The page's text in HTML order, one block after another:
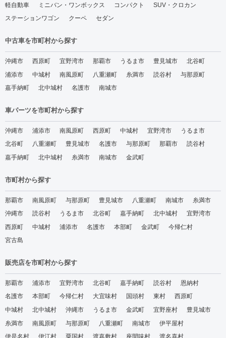
軽自動車 ミニバン・ワンボックス コンパクト
SUV・クロカン
ステーションワゴン
クーペ セダン
中古車を市町村から探す
沖縄市 西原町 宜野湾市 那覇市 うるま市 豊見城市
北谷町
浦添市
中城村 南風原町 八重瀬町 糸満市 読谷村
与那原町
嘉手納町
北中城村 名護市 南城市
車パーツを市町村から探す
沖縄市 浦添市 南風原町 西原町 中城村 宜野湾市
うるま市
北谷町
八重瀬町 豊見城市 名護市 与那原町 那覇市
読谷村
嘉手納町
北中城村 糸満市 南城市 金武町
市町村から探す
那覇市 南風原町 与那原町 豊見城市 八重瀬町 南城市
糸満市
沖縄市
読谷村 うるま市 北谷町 嘉手納町 北中城村
宜野湾市
西原町
中城村 浦添市 名護市 本部町 金武町
今帰仁村
宮古島
販売店を市町村から探す
那覇市 浦添市 宜野湾市 北谷町 嘉手納町 読谷村
恩納村
名護市
本部町 今帰仁村 大宜味村 国頭村 東村
西原町
中城村
北中城村 沖縄市 うるま市 金武町 宜野座村
豊見城市
糸満市
南風原町 与那原町 八重瀬町 南城市
伊平屋村